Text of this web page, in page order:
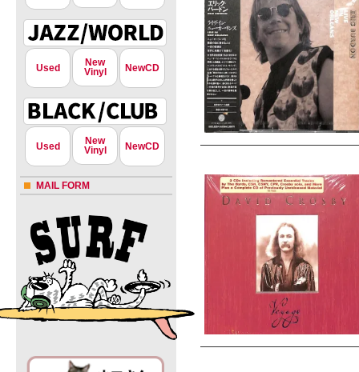
Used
New
Vinyl
NewCD
Used
New
Vinyl
NewCD
MAIL FORM